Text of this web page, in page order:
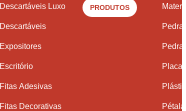
Descartáveis Luxo
Descartáveis
Expositores
Escritório
Fitas Adesivas
Fitas Decorativas
PRODUTOS